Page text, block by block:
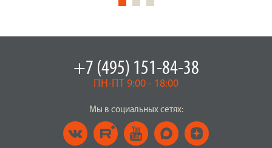
+7 (495) 151-84-38
ПН-ПТ 9:00 - 18:00
Мы в социальных сетях: